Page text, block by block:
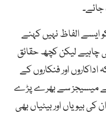
جائے۔
ایسے الفاظ نہیں کہنے
چاہیے لیکن کچھ حقائق
اور فنکاروں کے
کے میسیجز سے بھرے پڑے
کی بیویاں اور بیٹیاں بھی